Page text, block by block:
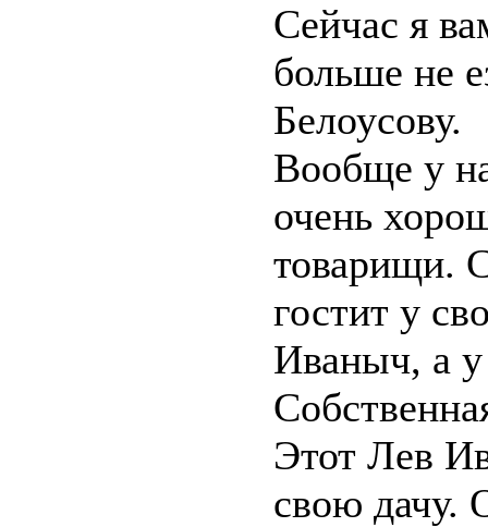
Сейчас я
больше не
Белоусову.
Вообще у
очень
товарищи.
гостит у
Иваныч, а у
Этот Лев
свою дачу.